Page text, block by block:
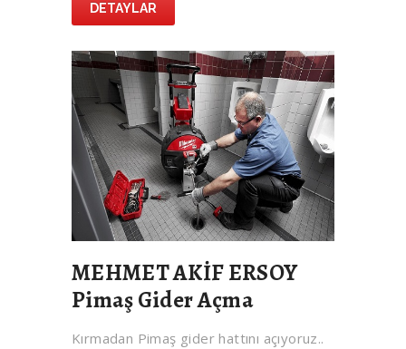
DETAYLAR
MEHMET AKİF ERSOY
Pimaş Gider Açma
Kırmadan Pimaş gider hattını açıyoruz..